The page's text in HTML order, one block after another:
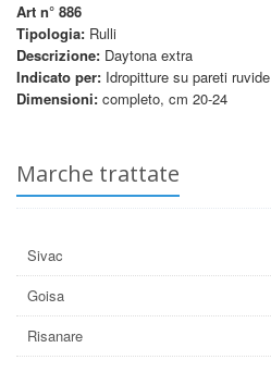
Art n° 886
Tipologia: Rulli
Descrizione: Daytona extra
Indicato per: Idropitture su pareti ruvide
Dimensioni: completo, cm 20-24
Marche trattate
Sivac
Goisa
Risanare